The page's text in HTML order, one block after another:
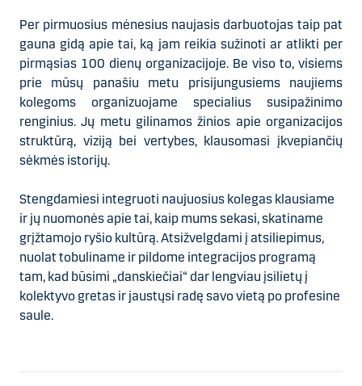
Per pirmuosius mėnesius naujasis darbuotojas taip pat
gauna gidą apie tai, ką jam reikia sužinoti ar atlikti per
pirmąsias 100 dienų organizacijoje. Be viso to, visiems
prie mūsų panašiu metu prisijungusiems naujiems
kolegoms organizuojame specialius susipažinimo
renginius. Jų metu gilinamos žinios apie organizacijos
struktūrą, viziją bei vertybes, klausomasi įkvepiančių
sėkmės istorijų.
Stengdamiesi integruoti naujuosius kolegas klausiame
ir jų nuomonės apie tai, kaip mums sekasi, skatiname
grįžtamojo ryšio kultūrą. Atsižvelgdami į atsiliepimus,
nuolat tobuliname ir pildome integracijos programą
tam, kad būsimi „danskiečiai“ dar lengviau įsilietų į
kolektyvo gretas ir jaustųsi radę savo vietą po profesine
saule.